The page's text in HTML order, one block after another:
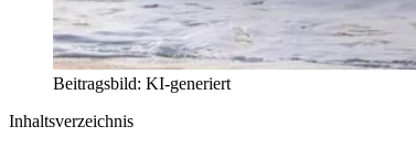
Beitragsbild: KI-generiert
Inhaltsverzeichnis